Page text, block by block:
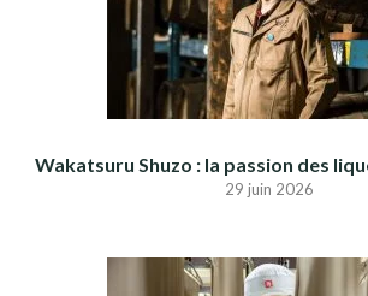
Wakatsuru Shuzo : la passion des
29 juin 2026